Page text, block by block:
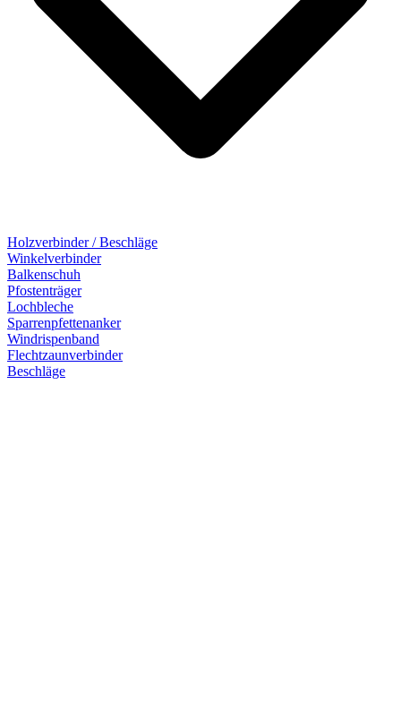
Holzverbinder / Beschläge
Winkelverbinder
Balkenschuh
Pfostenträger
Lochbleche
Sparrenpfettenanker
Windrispenband
Flechtzaunverbinder
Beschläge